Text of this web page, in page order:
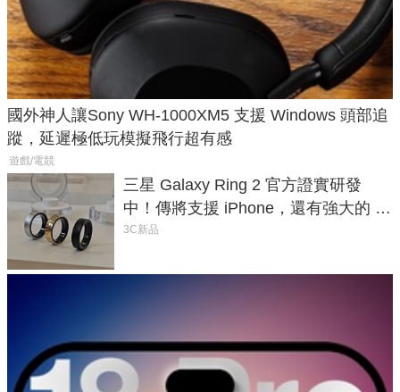
國外神人讓Sony WH-1000XM5 支援 Windows 頭部追
蹤，延遲極低玩模擬飛行超有感
遊戲/電競
三星 Galaxy Ring 2 官方證實研發
中！傳將支援 iPhone，還有強大的 AI
與智慧家電連動功能
3C新品